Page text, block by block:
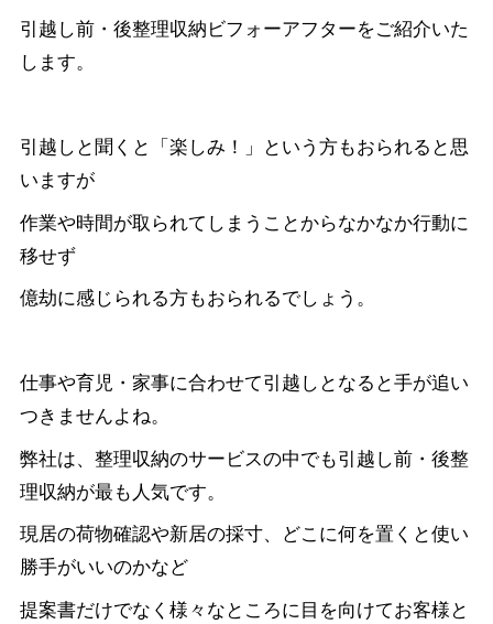
引越し前・後整理収納ビフォーアフターをご紹介いた
します。
引越しと聞くと「楽しみ！」という方もおられると思
いますが
作業や時間が取られてしまうことからなかなか行動に
移せず
億劫に感じられる方もおられるでしょう。
仕事や育児・家事に合わせて引越しとなると手が追い
つきませんよね。
弊社は、整理収納のサービスの中でも引越し前・後整
理収納が最も人気です。
現居の荷物確認や新居の採寸、どこに何を置くと使い
勝手がいいのかなど
提案書だけでなく様々なところに目を向けてお客様と